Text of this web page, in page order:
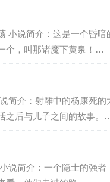
小说简介：这是一个昏
个，叫那诸魔下黄泉！…
简介：射雕中的杨康死
之后与儿子之间的故事。
说简介：一个隐士的强